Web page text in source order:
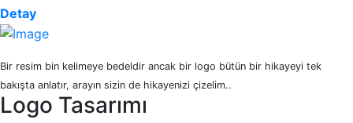
Detay
Bir resim bin kelimeye bedeldir ancak bir logo bütün bir hikayeyi tek
bakışta anlatır, arayın sizin de hikayenizi çizelim..
Logo Tasarımı